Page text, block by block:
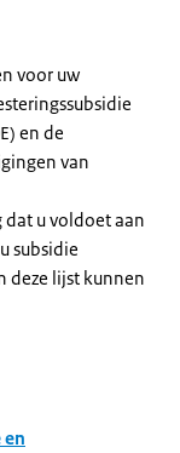
voor uw
en de
van
dat u voldoet aan
subsidie
deze lijst kunnen